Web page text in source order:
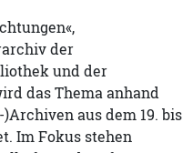
der
und der
das Thema anhand
aus dem 19. bis
Im Fokus stehen